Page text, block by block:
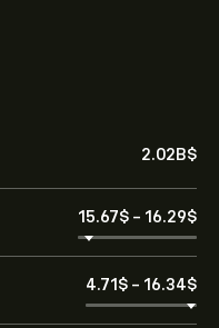
2.02B‎$‎
15.67‎$‎ - 16.29‎$‎
4.71‎$‎ - 16.34‎$‎